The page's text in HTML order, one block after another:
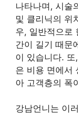
나타나며, 시술
및 클리닉의 위
우, 일반적으로
간이 길기 때문
이 있습니다.
은 비용 면에서
아 고객층의 폭
강남언니는 이